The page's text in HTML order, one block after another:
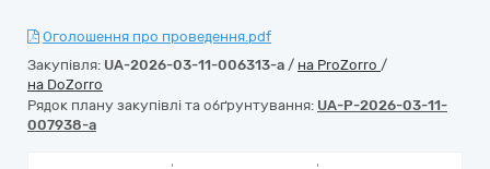
Оголошення про проведення.pdf
Закупівля: UA-2026-03-11-006313-a / на ProZorro /
на DoZorro
Рядок плану закупівлі та обґрунтування: UA-P-2026-03-11-
007938-a